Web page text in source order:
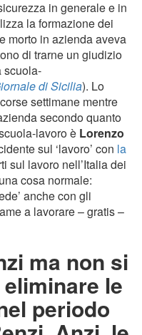
in generale e in
la formazione dei
morto in azienda aveva
di trarne un giudizio
scuola-
di Sicilia). Lo
settimane mentre
secondo quanto
lavoro è Lorenzo
sul ‘lavoro’ con la
sul lavoro nell’Italia dei
cosa normale:
anche con gli
a lavorare – gratis –
ma non si
le
periodo